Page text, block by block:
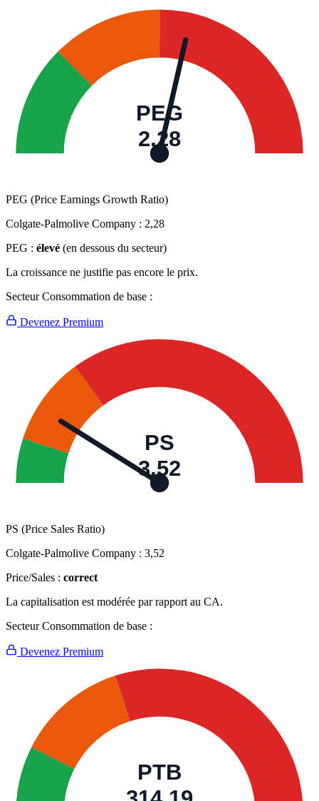
PEG
2,28
PEG (Price Earnings Growth Ratio)
Colgate-Palmolive Company : 2,28
PEG : élevé (en dessous du secteur)
La croissance ne justifie pas encore le prix.
Secteur Consommation de base :
Devenez Premium
PS
3,52
PS (Price Sales Ratio)
Colgate-Palmolive Company : 3,52
Price/Sales : correct
La capitalisation est modérée par rapport au CA.
Secteur Consommation de base :
Devenez Premium
PTB